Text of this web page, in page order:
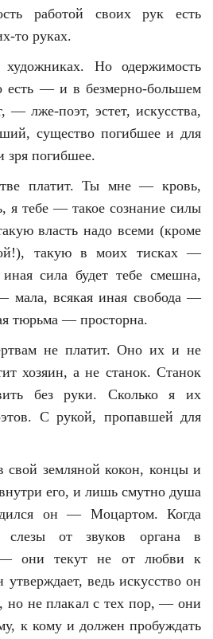
работой своих рук есть
то руках.
Но одержимость
есть — и в безмерно-большем
— лже-поэт, эстет, искусства,
существо погибшее и для
погибшее.
платит. Ты мне — кровь,
я тебе — такое сознание силы
власть надо всеми (кроме
такую в моих тисках —
иная сила будет тебе смешна,
мала, всякая иная свобода —
тюрьма — просторна.
не платит. Оно их и не
хозяин, а не станок. Станок
без руки. Сколько я их
С рукой, пропавшей для
свой земляной кокон, концы и
его, и лишь смутно душа
он — Моцартом. Когда
слезы от звуков органа в
— они текут не от любви к
утверждает, ведь искусство он
но не плакал с тех пор, — они
к кому и должен пробуждать